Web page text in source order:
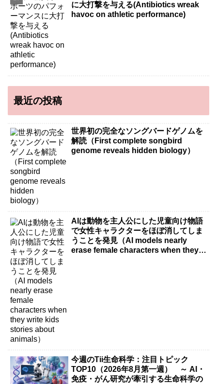
に大打撃を与える(Antibiotics wreak
havoc on athletic performance)
最近の投稿
世界初の完全なソングバードゲノムを
解読（First complete songbird
genome reveals hidden biology）
AIは動物を主人公にした児童向け物語
で女性キャラクターをほぼ消してしま
うことを発見（AI models nearly
erase female characters when they
今週のTii生命科学：注目トピック
TOP10（2026年8月第一週） ～ AI・
免疫・がん研究が牽引する生命科学の